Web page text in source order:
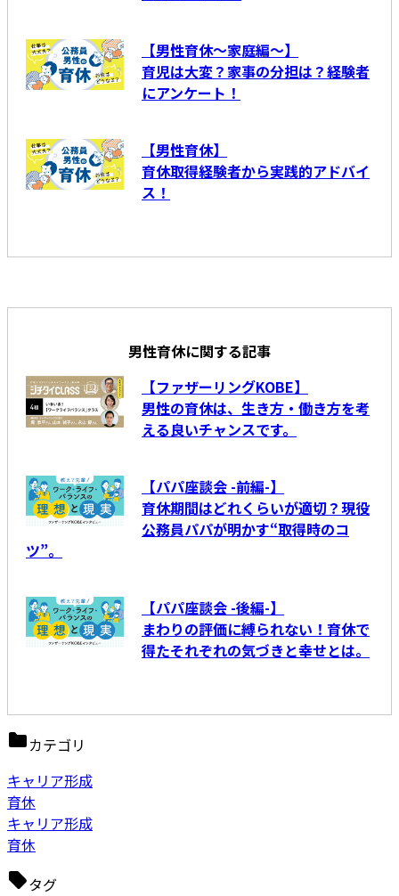
【男性育休～家庭編～】
育児は大変？家事の分担は？経験者
にアンケート！
【男性育休】
育休取得経験者から実践的アドバイ
ス！
男性育休に関する記事
【ファザーリングKOBE】
男性の育休は、生き方・働き方を考
える良いチャンスです。
【パパ座談会 -前編-】
育休期間はどれくらいが適切？現役
公務員パパが明かす“取得時のコ
ツ”。
【パパ座談会 -後編-】
まわりの評価に縛られない！育休で
得たそれぞれの気づきと幸せとは。
カテゴリ
キャリア形成
育休
キャリア形成
育休
タグ